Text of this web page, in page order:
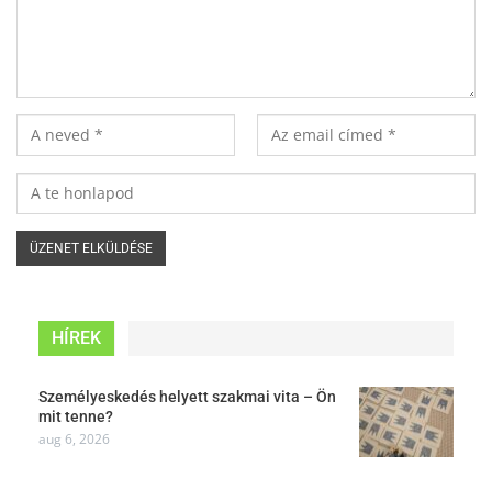
HÍREK
Személyeskedés helyett szakmai vita – Ön
mit tenne?
aug 6, 2026